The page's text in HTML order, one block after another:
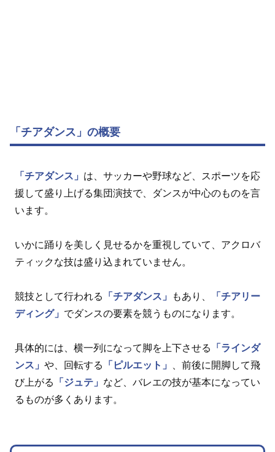
「チアダンス」の概要
「チアダンス」 は、サッカーや野球など、スポーツを応
援して盛り上げる集団演技で、ダンスが中心のものを言
います。
いかに踊りを美しく見せるかを重視していて、アクロバ
ティックな技は盛り込まれていません。
競技として行われる 「チアダンス」 もあり、
「チアリー
ディング」 でダンスの要素を競うものになります。
具体的には、横一列になって脚を上下させる
「ラインダ
ンス」 や、回転する 「ピルエット」
、前後に開脚して飛
び上がる
「ジュテ」 など、バレエの技が基本になってい
るものが多くあります。